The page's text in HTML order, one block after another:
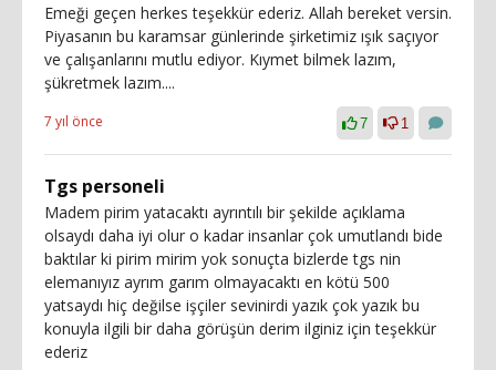
Emeği geçen herkes teşekkür ederiz. Allah bereket versin.
Piyasanın bu karamsar günlerinde şirketimiz ışık saçıyor
ve çalışanlarını mutlu ediyor. Kıymet bilmek lazım,
şükretmek lazım....
7 yıl önce 7 1
Tgs personeli
Madem pirim yatacaktı ayrıntılı bir şekilde açıklama
olsaydı daha iyi olur o kadar insanlar çok umutlandı bide
baktılar ki pirim mirim yok sonuçta bizlerde tgs nin
elemanıyız ayrım garım olmayacaktı en kötü 500
yatsaydı hiç değilse işçiler sevinirdi yazık çok yazık bu
konuyla ilgili bir daha görüşün derim ilginiz için teşekkür
ederiz